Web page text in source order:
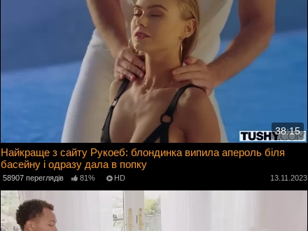
38:15
Найкраще з сайту Рукоеб: блондинка випила апероль біля
басейну і одразу дала в попку
58907 переглядів 81% HD 13.11.2023